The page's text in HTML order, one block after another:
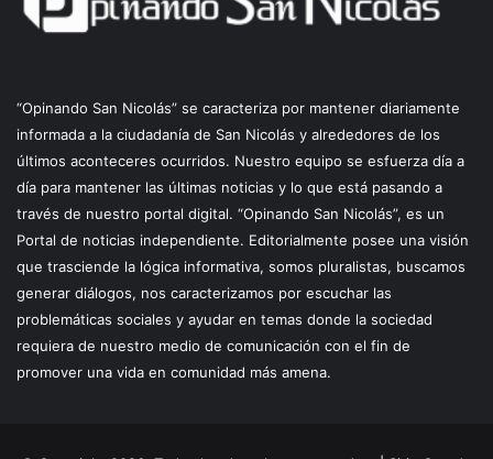
“Opinando San Nicolás” se caracteriza por mantener diariamente
informada a la ciudadanía de San Nicolás y alrededores de los
últimos aconteceres ocurridos. Nuestro equipo se esfuerza día a
día para mantener las últimas noticias y lo que está pasando a
través de nuestro portal digital. “Opinando San Nicolás”, es un
Portal de noticias independiente. Editorialmente posee una visión
que trasciende la lógica informativa, somos pluralistas, buscamos
generar diálogos, nos caracterizamos por escuchar las
problemáticas sociales y ayudar en temas donde la sociedad
requiera de nuestro medio de comunicación con el fin de
promover una vida en comunidad más amena.